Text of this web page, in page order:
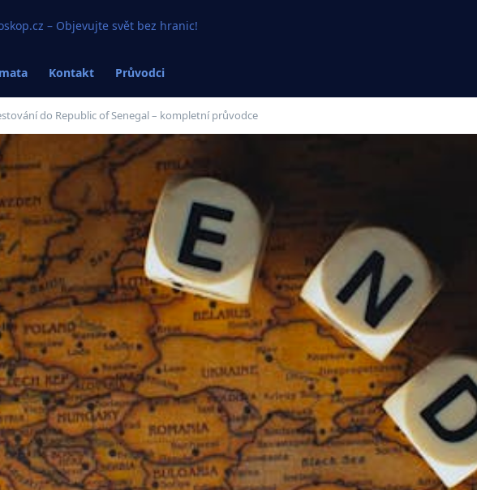
– Objevujte svět bez hranic!
Kontakt Průvodci
do Republic of Senegal – kompletní průvodce